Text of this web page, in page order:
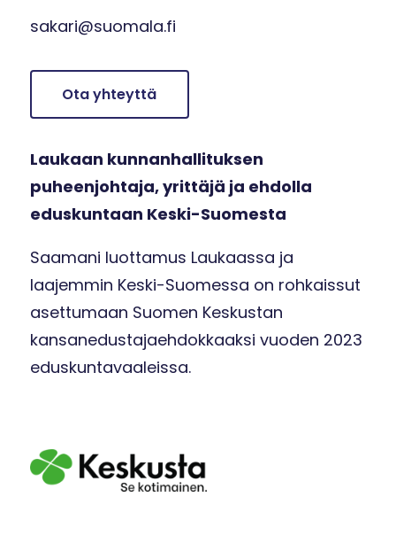
sakari@suomala.fi
Ota yhteyttä
Laukaan kunnanhallituksen
puheenjohtaja, yrittäjä ja ehdolla
eduskuntaan Keski-Suomesta
Saamani luottamus Laukaassa ja
laajemmin Keski-Suomessa on rohkaissut
asettumaan Suomen Keskustan
kansanedustajaehdokkaaksi vuoden 2023
eduskuntavaaleissa.